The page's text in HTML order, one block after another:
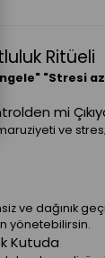
Ritüeli
"Stresi
mi
ve stres;
ve dağınık
yönetebilirsin.
Kutuda